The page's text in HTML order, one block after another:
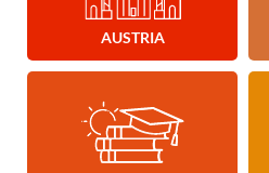
AUSTRIA